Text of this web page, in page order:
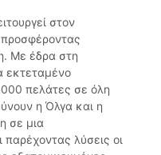
στον
Με έδρα στη
εκτεταμένο
πελάτες σε όλη
η Όλγα και η
σε μια
λύσεις οι